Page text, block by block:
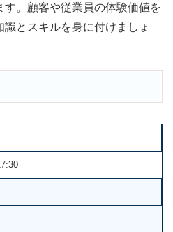
す。顧客や従業員の体験価値を
とスキルを身に付けましょ